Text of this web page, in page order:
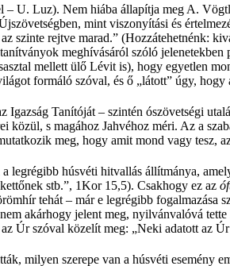
U. Luz). Nem hiába állapítja meg A.
mint viszonyítási és
szinte rejtve marad.” (Hozzátehetnénk:
meghívásáról szóló jelenetekben
mellett ülő Lévit is), hogy egyetlen
formáló szóval, és ő „látott” úgy,
Tanítóját – szintén ószövetségi
s magához Jahvéhoz méri. Az a
meg, hogy amit mond vagy tesz,
legrégibb húsvéti hitvallás állítmánya,
stb.”, 1Kor 15,5). Csakhogy ez az
tehát – már e legrégibb fogalmazása
akárhogy jelent meg, nyilvánvalóvá
Úr szóval közelít meg: „Neki adatott az
milyen szerepe van a húsvéti esemény